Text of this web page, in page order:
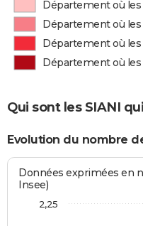
Département où
Département où les
Département où
Département où
Qui sont les SIANI
Evolution du nombre
Données exprimées en
Insee)
2,25